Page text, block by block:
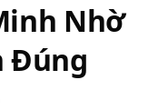
Nhờ
Đúng